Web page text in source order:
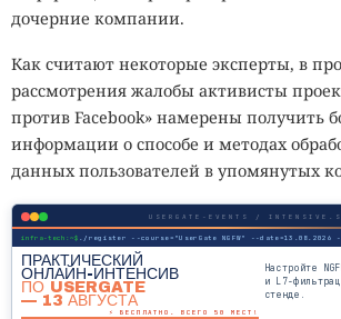
дочерние компании.
Как считают некоторые эксперты, в
рассмотрения жалобы активисты
против Facebook» намерены получить
информации о способе и методах
данных пользователей в упомянутых
USERGATE-EVENTS /
infra-tech:~$
ПРАКТИЧЕСКИЙ
ОНЛАЙН-ИНТЕНСИВ
ПО USERGATE
— 13 АВГУСТА
Настройте
и L7-
стенде.
⚡ БЕСПЛАТНО. ВСЕГО 50 МЕСТ!